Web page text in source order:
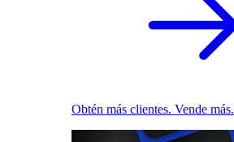
Obtén más clientes. Vende más.